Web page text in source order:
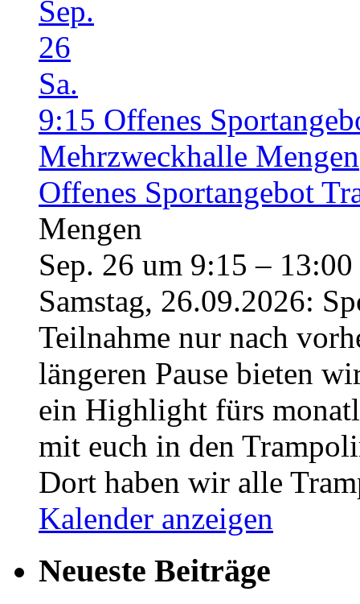
Sep.
26
Sa.
9:15 Offenes
Mehrzweckhalle Mengen
Offenes Sportangebot
Mengen
Sep. 26 um 9:15 – 13:00
Samstag, 26.09.2026:
Teilnahme nur nach
längeren Pause bieten
ein Highlight fürs
mit euch in den
Dort haben wir alle
Kalender anzeigen
Neueste Beiträge